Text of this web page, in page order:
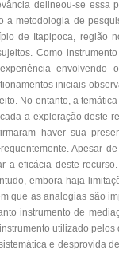
delineou-se
a metodologia de
de Itapipoca, região
Como
iniciais
No entanto, a
a exploração deste
haver sua
Apesar
a eficácia deste
embora haja
que as analogias são
instrumento de
utilizado
e desprovida